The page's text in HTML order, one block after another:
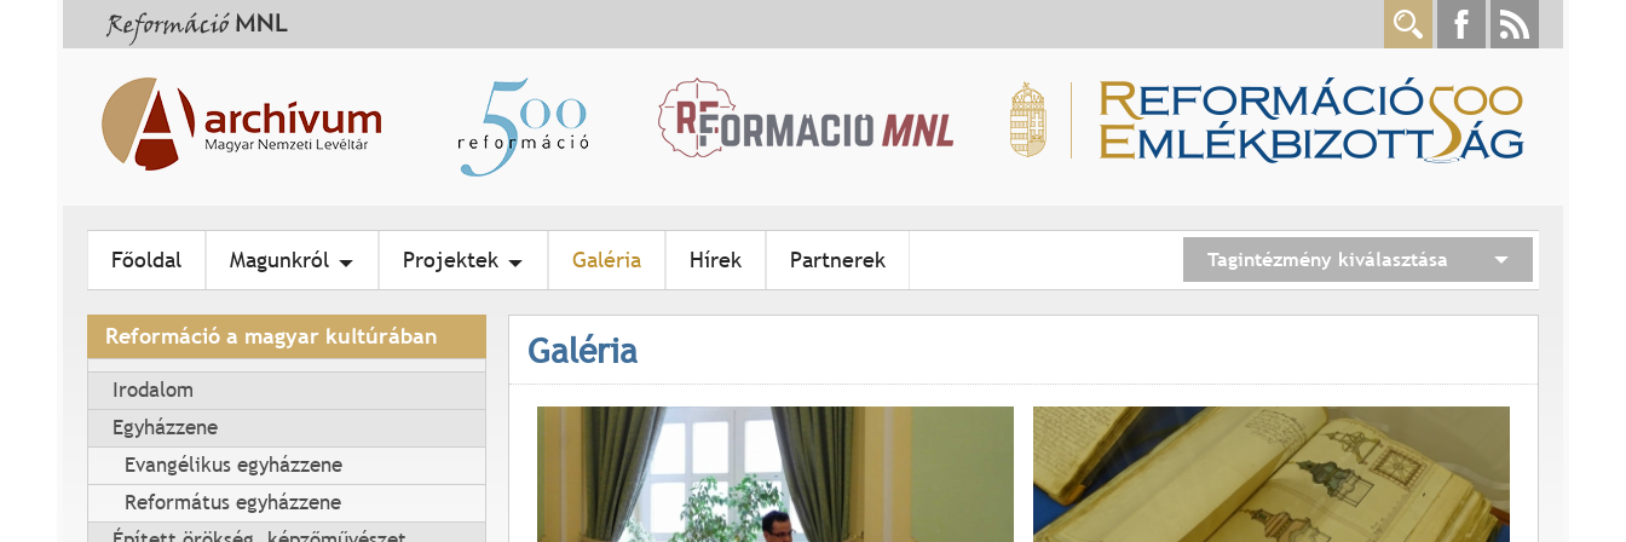
Főoldal Magunkról Projektek Galéria Hírek Partnerek Tagintézmény kiválasztása
Reformáció a magyar kultúrában
Irodalom
Egyházzene
Evangélikus egyházzene
Református egyházzene
Galéria